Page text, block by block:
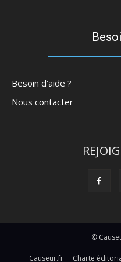
Besoin d’aide ?
Nous contacter
©
Causeur.fr Charte